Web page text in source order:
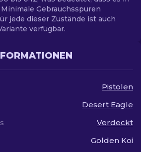
Gebrauchsspuren
jede dieser Zustände ist auch
verfügbar.
Pistolen
Desert Eagle
Verdeckt
Golden Koi